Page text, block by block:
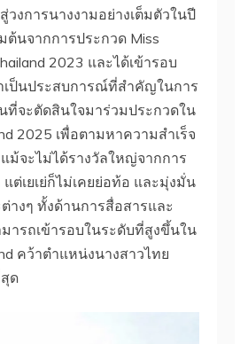
วงการนางงามอย่างเต็มตัวในปี
ต้นจากการประกวด Miss
2023 และได้เข้ารอบ
เป็นประสบการณ์ที่สำคัญในการ
ที่จะตัดสินใจมาร่วมประกวดใน
2025 เพื่อตามหาความสำเร็จ
ม้จะไม่ได้รางวัลใหญ่จากการ
ต่เยเย่ก็ไม่เคยย่อท้อ และมุ่งมั่น
งๆ ทั้งด้านการสื่อสารและ
ารถเข้ารอบในระดับที่สูงขึ้นใน
คว้าตำแหน่งนางสาวไทย
ด